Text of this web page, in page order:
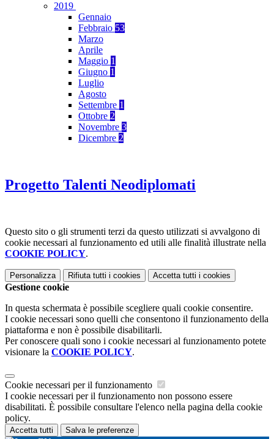
2019
Gennaio
Febbraio 53
Marzo
Aprile
Maggio 1
Giugno 1
Luglio
Agosto
Settembre 1
Ottobre 2
Novembre 3
Dicembre 2
Progetto Talenti Neodiplomati
Questo sito o gli strumenti terzi da questo utilizzati si avvalgono di
cookie necessari al funzionamento ed utili alle finalità illustrate nella
COOKIE POLICY.
Personalizza Rifiuta tutti i cookies Accetta tutti i cookies
Gestione cookie
In questa schermata è possibile scegliere quali cookie consentire.
I cookie necessari sono quelli che consentono il funzionamento della
piattaforma e non è possibile disabilitarli.
Per conoscere quali sono i cookie necessari al funzionamento potete
visionare la COOKIE POLICY.
Cookie necessari per il funzionamento
I cookie necessari per il funzionamento non possono essere
disabilitati. È possibile consultare l'elenco nella pagina della cookie
policy.
Accetta tutti Salva le preferenze